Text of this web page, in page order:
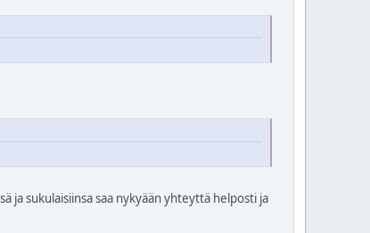
ja sukulaisiinsa saa nykyään yhteyttä helposti ja